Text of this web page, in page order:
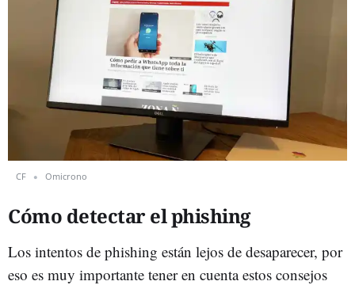
CF Omicrono
Cómo detectar el phishing
Los intentos de phishing están lejos de desaparecer, por
eso es muy importante tener en cuenta estos consejos